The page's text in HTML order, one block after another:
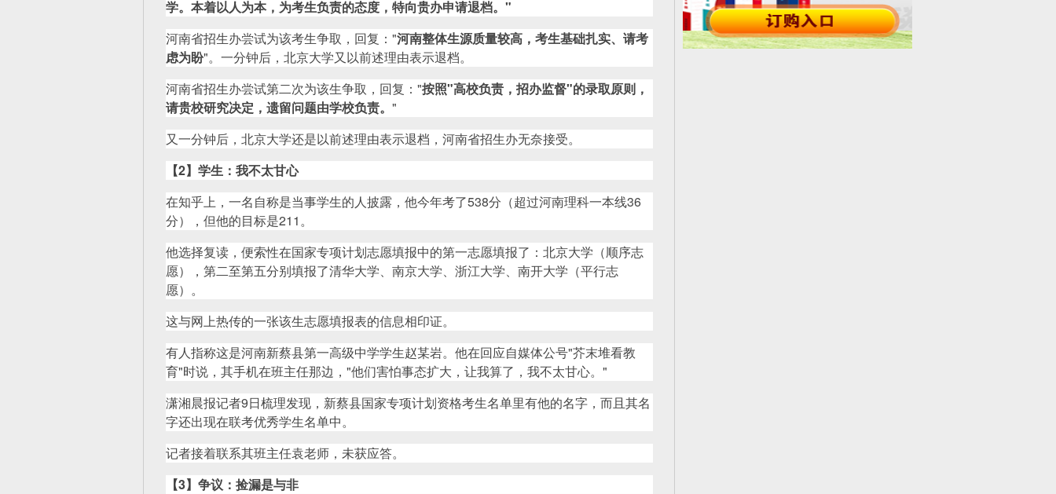
学。本着以人为本，为考生负责的态度，特向贵办申请退档。"
河南省招生办尝试为该考生争取，回复："河南整体生源质量较高，考生基础扎实、请考
虑为盼"。一分钟后，北京大学又以前述理由表示退档。
河南省招生办尝试第二次为该生争取，回复："按照"高校负责，招办监督"的录取原则，
请贵校研究决定，遗留问题由学校负责。 "
又一分钟后，北京大学还是以前述理由表示退档，河南省招生办无奈接受。
【2】 学生： 我不太甘心
在知乎上，一名自称是当事学生的人披露，他今年考了538分（超过河南理科一本线36
分），但他的目标是211。
他选择复读，便索性在国家专项计划志愿填报中的第一志愿填报了：北京大学（顺序志
愿），第二至第五分别填报了清华大学、南京大学、浙江大学、南开大学（平行志
愿）。
这与网上热传的一张该生志愿填报表的信息相印证。
有人指称这是河南新蔡县第一高级中学学生赵某岩。他在回应自媒体公号"芥末堆看教
育"时说，其手机在班主任那边，"他们害怕事态扩大，让我算了，我不太甘心。"
潇湘晨报记者9日梳理发现，新蔡县国家专项计划资格考生名单里有他的名字，而且其名
字还出现在联考优秀学生名单中。
记者接着联系其班主任袁老师，未获应答。
【3】 争议：捡漏是与非